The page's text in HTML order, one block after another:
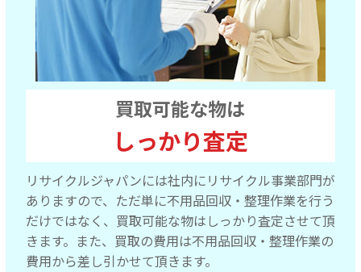
買取可能な物は
しっかり査定
リサイクルジャパンには社内にリサイクル事業部門が
ありますので、ただ単に不用品回収・整理作業を行う
だけではなく、買取可能な物はしっかり査定させて頂
きます。また、買取の費用は不用品回収・整理作業の
費用から差し引かせて頂きます。